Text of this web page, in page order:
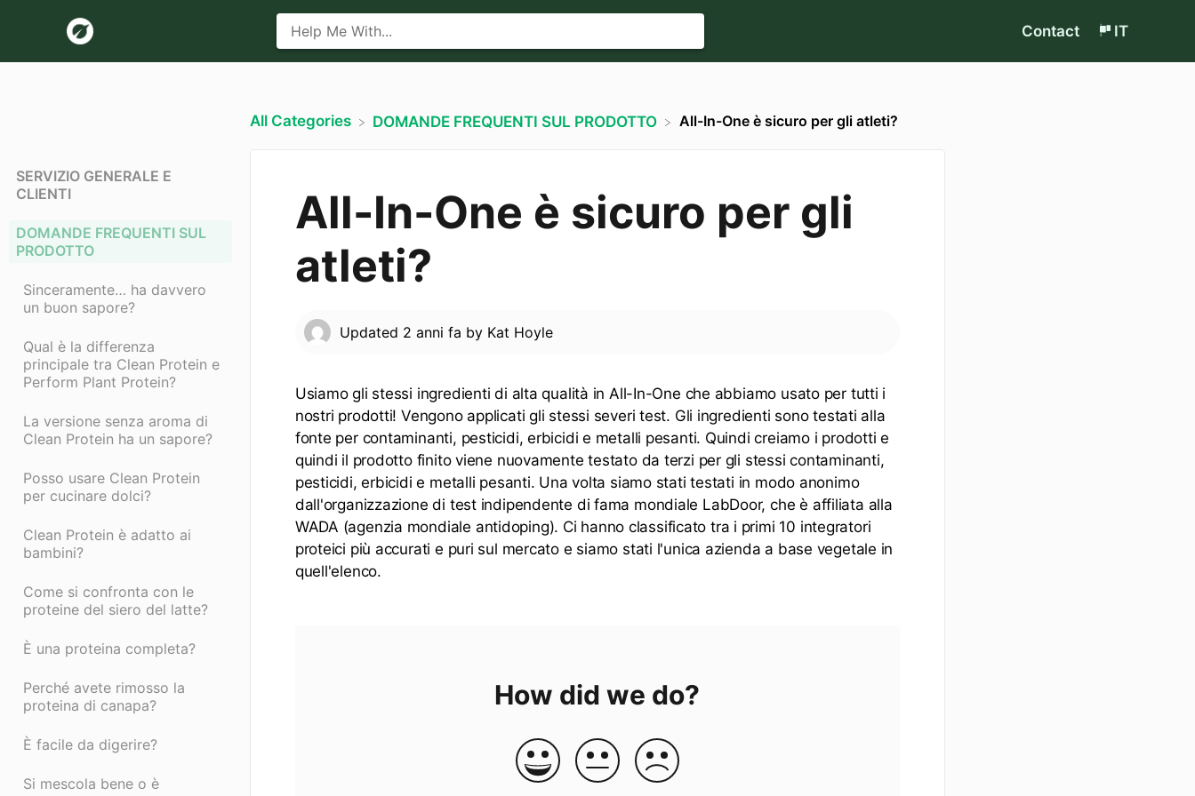
Contact IT
SERVIZIO GENERALE E
CLIENTI
DOMANDE FREQUENTI SUL
PRODOTTO
Sinceramente… ha davvero
un buon sapore?
Qual è la differenza
principale tra Clean Protein e
Perform Plant Protein?
La versione senza aroma di
Clean Protein ha un sapore?
Posso usare Clean Protein
per cucinare dolci?
Clean Protein è adatto ai
bambini?
Come si confronta con le
proteine del siero del latte?
È una proteina completa?
Perché avete rimosso la
proteina di canapa?
È facile da digerire?
Si mescola bene o è
All Categories ​DOMANDE FREQUENTI SUL PRODOTTO All-In-One è sicuro per gli atleti?
All-In-One è sicuro per gli
atleti?
Updated 2 anni fa by Kat Hoyle
Usiamo gli stessi ingredienti di alta qualità in All-In-One che abbiamo usato per tutti i
nostri prodotti! Vengono applicati gli stessi severi test. Gli ingredienti sono testati alla
fonte per contaminanti, pesticidi, erbicidi e metalli pesanti. Quindi creiamo i prodotti e
quindi il prodotto finito viene nuovamente testato da terzi per gli stessi contaminanti,
pesticidi, erbicidi e metalli pesanti. Una volta siamo stati testati in modo anonimo
dall'organizzazione di test indipendente di fama mondiale LabDoor, che è affiliata alla
WADA (agenzia mondiale antidoping). Ci hanno classificato tra i primi 10 integratori
proteici più accurati e puri sul mercato e siamo stati l'unica azienda a base vegetale in
quell'elenco.
How did we do?